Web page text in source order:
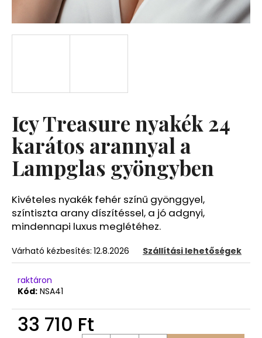
Icy Treasure nyakék 24
karátos arannyal a
Lampglas gyöngyben
Kivételes nyakék fehér színű gyönggyel,
színtiszta arany díszítéssel, a jó adgnyi,
mindennapi luxus meglétéhez.
Várható kézbesítés: 12.8.2026 Szállítási lehetőségek
raktáron
Kód: NSA41
33 710 Ft
A